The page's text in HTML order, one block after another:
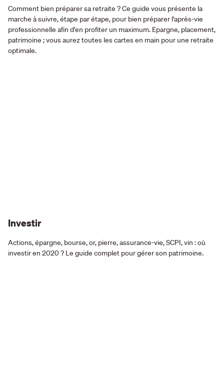
Comment bien préparer sa retraite ? Ce guide vous présente la
marche à suivre, étape par étape, pour bien préparer l'après-vie
professionnelle afin d'en profiter un maximum. Epargne, placement,
patrimoine ; vous aurez toutes les cartes en main pour une retraite
optimale.
Investir
Actions, épargne, bourse, or, pierre, assurance-vie, SCPI, vin : où
investir en 2020 ? Le guide complet pour gérer son patrimoine.